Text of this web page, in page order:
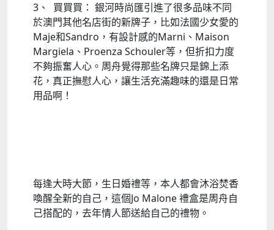
3、 買買買： 銀河時尚匯引進了很多品味不同
於澳門其他名店街的新牌子，比如法國少女愛的
Maje和Sandro，有設計感的Marni、Maison
Margiela、Proenza Schouler等，但折扣力度
不夠振奮人心。周舟覺得那些名牌只是錦上添
花，真正撫慰人心，讓生活充滿趣味的還是日常
用品啊！
每逢大時大節，生日婚禮等，本人都會沐浴焚香
喚醒全新的自己，這個Jo Malone 禮盒是周舟自
己搭配的，去年情人節送給自己的禮物。